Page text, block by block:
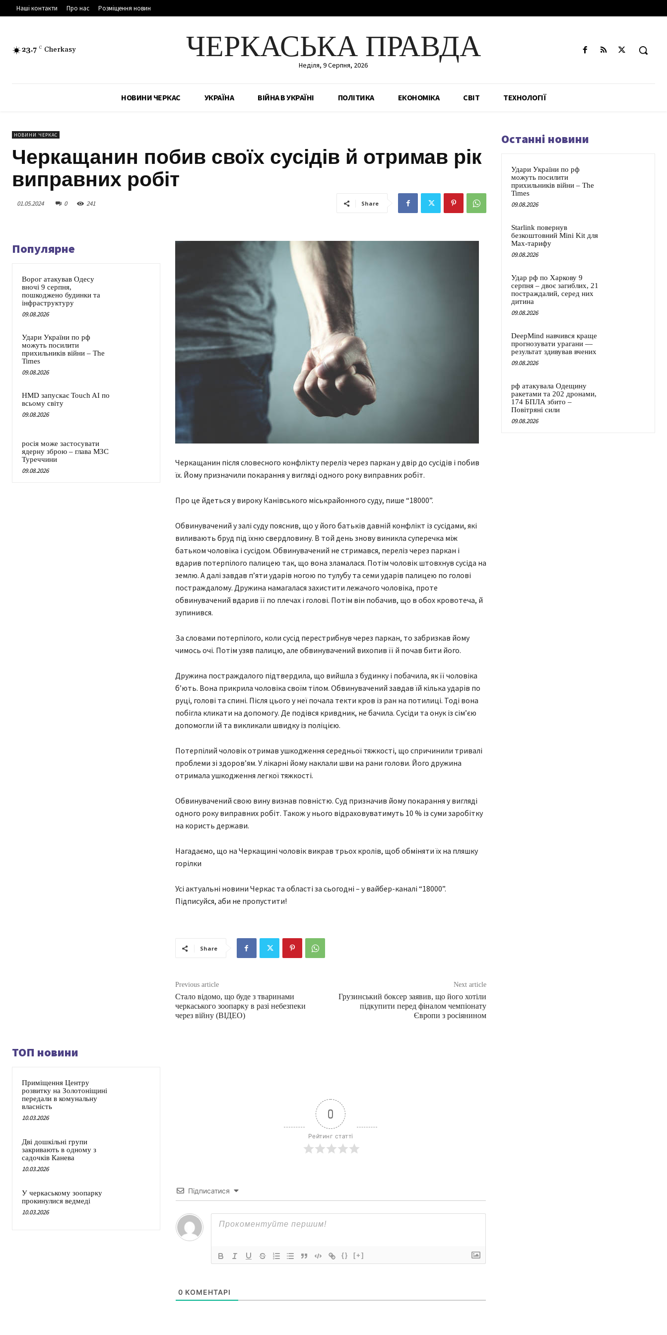
Наші контакти Про нас Розміщення новин
23.7 C Cherkasy ЧЕРКАСЬКА ПРАВДА
Неділя, 9 Серпня, 2026
НОВИНИ ЧЕРКАС УКРАЇНА ВІЙНА В УКРАЇНІ ПОЛІТИКА ЕКОНОМІКА СВІТ ТЕХНОЛОГІЇ
НОВИНИ ЧЕРКАС
Черкащанин побив своїх сусідів й отримав рік
виправних робіт
01.05.2024 0 241 Share
Популярне
Ворог атакував Одесу
вночі 9 серпня,
пошкоджено будинки та
інфраструктуру
09.08.2026
Удари України по рф
можуть посилити
прихильників війни – The
Times
09.08.2026
HMD запускає Touch AI по
всьому світу
09.08.2026
росія може застосувати
ядерну зброю – глава МЗС
Туреччини
09.08.2026
Черкащанин після словесного конфлікту переліз через паркан у двір до сусідів і побив
їх. Йому призначили покарання у вигляді одного року виправних робіт.
Про це йдеться у вироку Канівського міськрайонного суду, пише “18000”.
Обвинувачений у залі суду пояснив, що у його батьків давній конфлікт із сусідами, які
виливають бруд під їхню свердловину. В той день знову виникла суперечка між
батьком чоловіка і сусідом. Обвинувачений не стримався, переліз через паркан і
вдарив потерпілого палицею так, що вона зламалася. Потім чоловік штовхнув сусіда на
землю. А далі завдав п’яти ударів ногою по тулубу та семи ударів палицею по голові
постраждалому. Дружина намагалася захистити лежачого чоловіка, проте
обвинувачений вдарив її по плечах і голові. Потім він побачив, що в обох кровотеча, й
зупинився.
За словами потерпілого, коли сусід перестрибнув через паркан, то забризкав йому
чимось очі. Потім узяв палицю, але обвинувачений вихопив її й почав бити його.
Дружина постраждалого підтвердила, що вийшла з будинку і побачила, як її чоловіка
б’ють. Вона прикрила чоловіка своїм тілом. Обвинувачений завдав їй кілька ударів по
руці, голові та спині. Після цього у неї почала текти кров із ран на потилиці. Тоді вона
побігла кликати на допомогу. Де подівся кривдник, не бачила. Сусіди та онук із сім’єю
допомогли їй та викликали швидку із поліцією.
Потерпілий чоловік отримав ушкодження середньої тяжкості, що спричинили тривалі
проблеми зі здоров’ям. У лікарні йому наклали шви на рани голови. Його дружина
отримала ушкодження легкої тяжкості.
Обвинувачений свою вину визнав повністю. Суд призначив йому покарання у вигляді
одного року виправних робіт. Також у нього відраховуватимуть 10 % із суми заробітку
на користь держави.
Нагадаємо, що на Черкащині чоловік викрав трьох кролів, щоб обміняти їх на пляшку
горілки
Усі актуальні новини Черкас та області за сьогодні – у вайбер-каналі “18000”.
Підписуйся, аби не пропустити!
Share
Previous article
Стало відомо, що буде з тваринами
черкаського зоопарку в разі небезпеки
через війну (ВІДЕО)
Next article
Грузинський боксер заявив, що його хотіли
підкупити перед фіналом чемпіонату
Європи з росіянином
ТОП новини
Приміщення Центру
розвитку на Золотоніщині
передали в комунальну
власність
10.03.2026
Дві дошкільні групи
закривають в одному з
садочків Канева
10.03.2026
У черкаському зоопарку
прокинулися ведмеді
10.03.2026
0
Рейтинг статті
Підписатися
{} [+]
0 КОМЕНТАРІ
Останні новини
Удари України по рф
можуть посилити
прихильників війни – The
Times
09.08.2026
Starlink повернув
безкоштовний Mini Kit для
Max-тарифу
09.08.2026
Удар рф по Харкову 9
серпня – двоє загиблих, 21
постраждалий, серед них
дитина
09.08.2026
DeepMind навчився краще
прогнозувати урагани —
результат здивував вчених
09.08.2026
рф атакувала Одещину
ракетами та 202 дронами,
174 БПЛА збито –
Повітряні сили
09.08.2026